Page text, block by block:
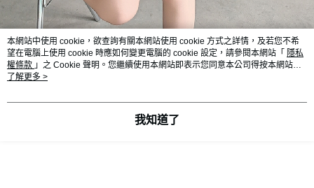
本網站中使用 cookie，欲查詢有關本網站使用 cookie 方式之詳情，及若您不希
望在電腦上使用 cookie 時應如何變更電腦的 cookie 設定，請參閱本網站「 隱私
權條款 」之 Cookie 聲明。您繼續使用本網站即表示您同意本公司得按本網站使
用條款之 Cookie 聲明使用 cookie。
了解更多 >
我知道了